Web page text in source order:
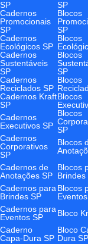
SP
SP
Cadernos
Promocionais
SP
Blocos
SP
Cadernos
Ecológicos SP
Blocos
Cadernos
Sustentáveis
SP
Blocos
SP
Cadernos
Reciclados SP
Blocos
Cadernos Kraft
SP
Blocos
Cadernos
Executivos SP
Blocos
SP
Cadernos
Corporativos
SP
Blocos
Cadernos de
Anotações SP
Blocos
Brindes
Cadernos para
Brindes SP
Blocos
Cadernos para
Eventos SP
Bloco
Caderno
Capa-Dura SP
Bloco
Dura SP